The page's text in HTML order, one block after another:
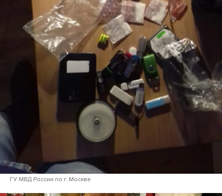
ГУ МВД России по г. Москве